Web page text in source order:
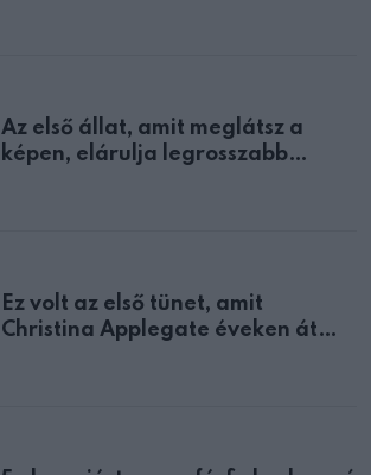
Az első állat, amit meglátsz a
képen, elárulja legrosszabb
Ez volt az első tünet, amit
Christina Applegate éveken át